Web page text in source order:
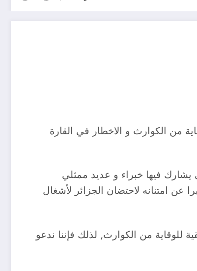
الوقاية من الكوارث و الاخطار في القارة
يشارك فيها خبراء و عديد ممثلي
عن امتنانه لاحتضان الجزائر لأشغال
للوقاية من الكوارث, لذلك فإننا ندعو